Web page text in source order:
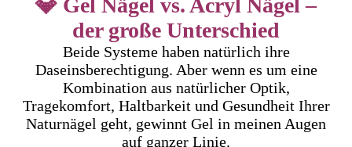
💎 Gel Nägel vs. Acryl Nägel –
der große Unterschied
Beide Systeme haben natürlich ihre
Daseinsberechtigung. Aber wenn es um eine
Kombination aus natürlicher Optik,
Tragekomfort, Haltbarkeit und Gesundheit Ihrer
Naturnägel geht, gewinnt Gel in meinen Augen
auf ganzer Linie.